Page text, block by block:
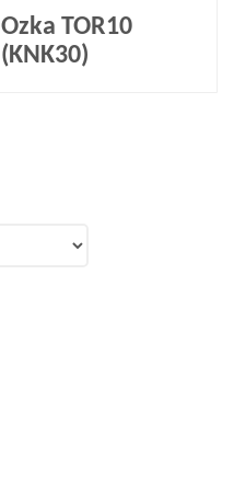
Ozka TOR10
(KNK30)